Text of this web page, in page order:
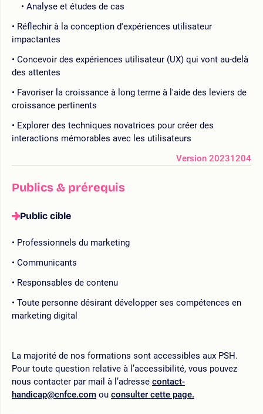
Analyse et études de cas
Réflechir à la conception d'expériences utilisateur
impactantes
Concevoir des expériences utilisateur (UX) qui vont au-delà
des attentes
Favoriser la croissance à long terme à l'aide des leviers de
croissance pertinents
Explorer des techniques novatrices pour créer des
interactions mémorables avec les utilisateurs
Version 20231204
Publics & prérequis
Public cible
Professionnels du marketing
Communicants
Responsables de contenu
Toute personne désirant développer ses compétences en
marketing digital
La majorité de nos formations sont accessibles aux PSH.
Pour toute question relative à l’accessibilité, vous pouvez
nous contacter par mail à l’adresse contact-
handicap@cnfce.com ou consulter cette page.